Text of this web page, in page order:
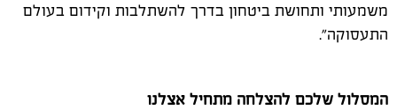
משמעותי ותחושת ביטחון בדרך להשתלבות וקידום בעולם
התעסוקה".
המסלול שלכם להצלחה מתחיל אצלנו